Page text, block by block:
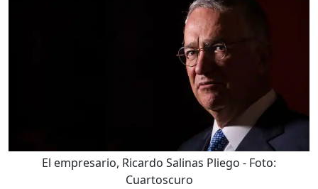
El empresario, Ricardo Salinas Pliego - Foto:
Cuartoscuro